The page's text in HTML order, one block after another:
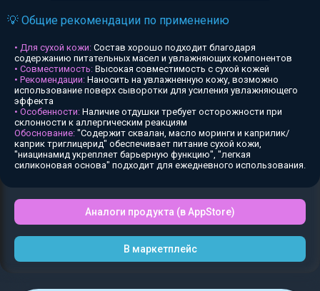
💡 Общие рекомендации по применению
• Для сухой кожи: Состав хорошо подходит благодаря
содержанию питательных масел и увлажняющих компонентов
• Совместимость: Высокая совместимость с сухой кожей
• Рекомендации: Наносить на увлажненную кожу, возможно
использование поверх сыворотки для усиления увлажняющего
эффекта
• Особенности: Наличие отдушки требует осторожности при
склонности к аллергическим реакциям
Обоснование: "Содержит сквалан, масло моринги и каприлик/
каприк триглицерид" обеспечивает питание сухой кожи,
"ниацинамид укрепляет барьерную функцию", "легкая
силиконовая основа" подходит для ежедневного использования.
Аналоги продукта (в AppStore)
В маркетплейс